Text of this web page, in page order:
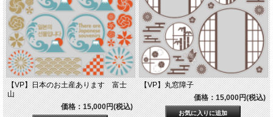
【VP】日本のお土産あります 富士
山
価格：15,000円(税込)
【VP】丸窓障子
価格：15,000円(税込)